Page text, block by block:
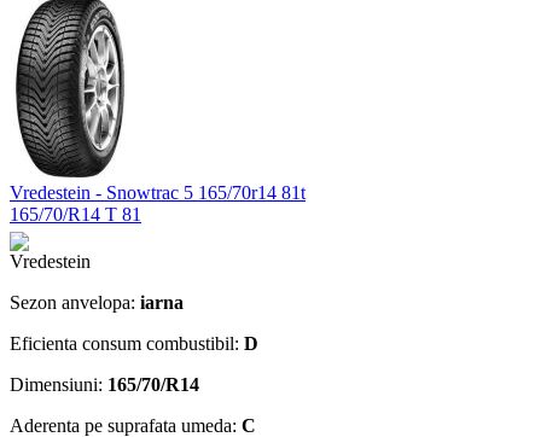
Vredestein - Snowtrac 5 165/70r14 81t
165/70/R14 T 81
Sezon anvelopa: iarna
Eficienta consum combustibil: D
Dimensiuni: 165/70/R14
Aderenta pe suprafata umeda: C